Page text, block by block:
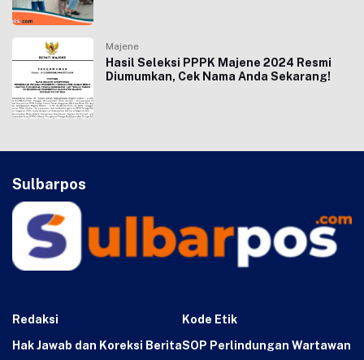
Majene
Hasil Seleksi PPPK Majene 2024 Resmi
Diumumkan, Cek Nama Anda Sekarang!
Sulbarpos
Redaksi
Kode Etik
Hak Jawab dan Koreksi BeritaSOP Perlindungan Wartawan